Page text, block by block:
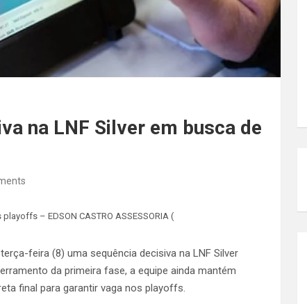
na LNF Silver em busca de
– EDSON CASTRO ASSESSORIA (
feira (8) uma sequência decisiva na LNF Silver
da primeira fase, a equipe ainda mantém
final para garantir vaga nos playoffs.